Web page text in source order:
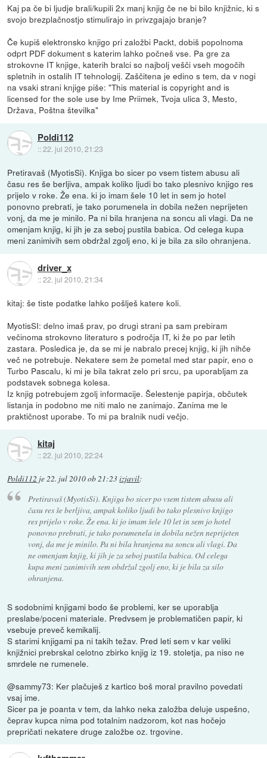
Kaj pa če bi ljudje brali/kupili 2x manj knjig če ne bi bilo knjižnic, ki s
svojo brezplačnostjo stimulirajo in privzgajajo branje?
Če kupiš elektronsko knjigo pri založbi Packt, dobiš popolnoma
odprt PDF dokument s katerim lahko počneš vse. Pa gre za
strokovne IT knjige, katerih bralci so najbolj vešči vseh mogočih
spletnih in ostalih IT tehnologij. Zaščitena je edino s tem, da v nogi
na vsaki strani knjige piše: "This material is copyright and is
licensed for the sole use by Ime Priimek, Tvoja ulica 3, Mesto,
Država, Poštna številka"
Poldi112
::22. jul 2010, 21:23
Pretiravaš (MyotisSi). Knjiga bo sicer po vsem tistem abusu ali
času res še berljiva, ampak koliko ljudi bo tako plesnivo knjigo res
prijelo v roke. Že ena. ki jo imam šele 10 let in sem jo hotel
ponovno prebrati, je tako porumenela in dobila nežen neprijeten
vonj, da me je minilo. Pa ni bila hranjena na soncu ali vlagi. Da ne
omenjam knjig, ki jih je za seboj pustila babica. Od celega kupa
meni zanimivih sem obdržal zgolj eno, ki je bila za silo ohranjena.
driver_x
::22. jul 2010, 21:34
kitaj: še tiste podatke lahko pošlješ katere koli.
MyotisSI: delno imaš prav, po drugi strani pa sam prebiram
večinoma strokovno literaturo s področja IT, ki že po par letih
zastara. Posledica je, da se mi je nabralo precej knjig, ki jih nihče
več ne potrebuje. Nekatere sem že pometal med star papir, eno o
Turbo Pascalu, ki mi je bila takrat zelo pri srcu, pa uporabljam za
podstavek sobnega kolesa.
Iz knjig potrebujem zgolj informacije. Šelestenje papirja, občutek
listanja in podobno me niti malo ne zanimajo. Zanima me le
praktičnost uporabe. To mi pa bralnik nudi večjo.
kitaj
::22. jul 2010, 22:24
Poldi112 je22. jul 2010 ob 21:23izjavil:
Pretiravaš (MyotisSi). Knjiga bo sicer po vsem tistem abusu ali
času res še berljiva, ampak koliko ljudi bo tako plesnivo knjigo
res prijelo v roke. Že ena. ki jo imam šele 10 let in sem jo hotel
ponovno prebrati, je tako porumenela in dobila nežen neprijeten
vonj, da me je minilo. Pa ni bila hranjena na soncu ali vlagi. Da
ne omenjam knjig, ki jih je za seboj pustila babica. Od celega
kupa meni zanimivih sem obdržal zgolj eno, ki je bila za silo
ohranjena.
S sodobnimi knjigami bodo še problemi, ker se uporablja
preslabe/poceni materiale. Predvsem je problematičen papir, ki
vsebuje preveč kemikalij.
S starimi knjigami pa ni takih težav. Pred leti sem v kar veliki
knjižnici prebrskal celotno zbirko knjig iz 19. stoletja, pa niso ne
smrdele ne rumenele.
@sammy73: Ker plačuješ z kartico boš moral pravilno povedati
vsaj ime.
Sicer pa je poanta v tem, da lahko neka založba deluje uspešno,
čeprav kupca nima pod totalnim nadzorom, kot nas hočejo
prepričati nekatere druge založbe oz. trgovine.